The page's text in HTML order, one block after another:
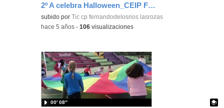
2º A celebra Halloween_CEIP FDLR_Las Rozas
Contenido educativo.
subido por Tic cp fernandodelosrios lasrozas
-hace 5 años -106 visualizaciones
00′ 08″